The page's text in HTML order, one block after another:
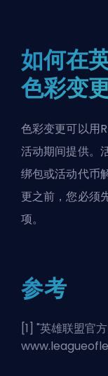
如何在
色彩变
色彩变更可以用
活动期间提供。
绑包或活动代币
更之前，您必须
项。
参考
[1] "英雄联盟官